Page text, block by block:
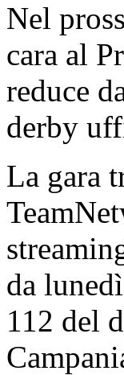
Nel
cara al
reduce
derby
La gara
da
112 del